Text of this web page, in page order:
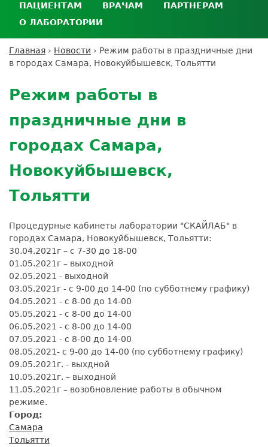
Анализы и цены
Где сдать анализы
Выезд на дом
Подготовка к анализам
Расшифровка анализов
ПАЦИЕНТАМ
Личный кабинет пациента
Дисконтная программа
ДМС
Усиление профилактических мер для
безопасности пациентов
ВРАЧАМ
Сотрудничество
Экскурсия в
ПАРТНЕРАМ
кабинет
партнёра
О ЛАБОРАТОРИИ
Контроль качества
Документы
Вы
Главная › Новости › Режим работы в праздничные дни
в городах Самара, Новокуйбышевск, Тольятти
to
top
Режим работы в
праздничные дни в
городах Самара,
Новокуйбышевск,
Тольятти
Процедурные кабинеты лаборатории "СКАЙЛАБ" в
городах Самара, Новокуйбышевск, Тольятти:
30.04.2021г – с 7-30 до 18-00
01.05.2021г – выходной
02.05.2021 - выходной
03.05.2021г - с 9-00 до 14-00 (по субботнему графику)
04.05.2021 - с 8-00 до 14-00
05.05.2021 - с 8-00 до 14-00
06.05.2021 - с 8-00 до 14-00
07.05.2021 - с 8-00 до 14-00
08.05.2021- с 9-00 до 14-00 (по субботнему графику)
09.05.2021г. - выхдной
10.05.2021г. – выходной
11.05.2021г – возобновление работы в обычном
режиме.
Город:
Самара
Тольятти